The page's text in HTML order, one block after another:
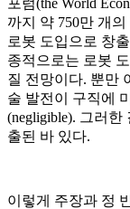
까지 약 750만 개
로봇 도입으로 창
종적으로는 로봇
질 전망이다. 뿐만
술 발전이 구직에
(negligible). 그러
출된 바 있다.
이렇게 주장과 정